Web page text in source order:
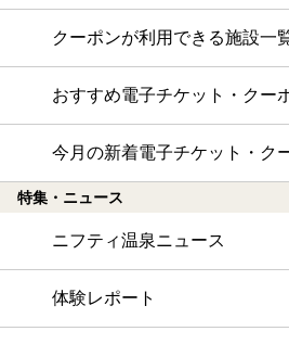
クーポンが利用できる施設一
おすすめ電子チケット・クー
今月の新着電子チケット・ク
特集・ニュース
ニフティ温泉ニュース
体験レポート